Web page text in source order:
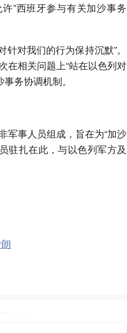
”西班牙参与有关加沙事务
对我们的行为保持沉默”。
在相关问题上“站在以色列对
务协调机制。
军事人员组成，旨在为“加沙
驻扎在此，与以色列军方及